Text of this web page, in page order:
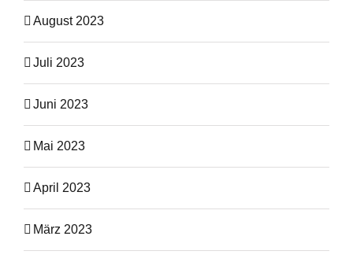
August 2023
Juli 2023
Juni 2023
Mai 2023
April 2023
März 2023